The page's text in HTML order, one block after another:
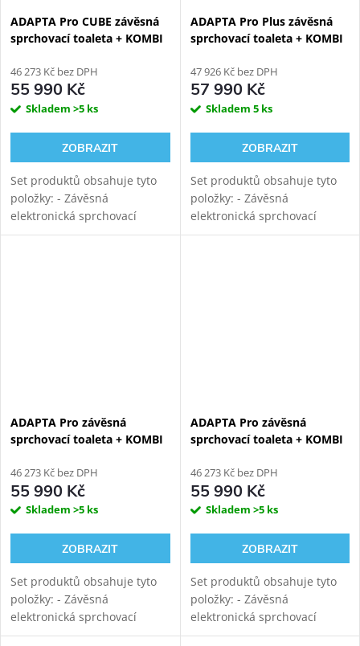
ADAPTA Pro CUBE závěsná
sprchovací toaleta + KOMBI
viditelný WC modul
46 273 Kč bez DPH
55 990 Kč
Skladem >5 ks
ZOBRAZIT
Set produktů obsahuje tyto
položky: - Závěsná
elektronická sprchovací
toaleta WATERGATE ADAPTA
ADAPTA Pro Plus závěsná
sprchovací toaleta + KOMBI
viditelný WC modul
47 926 Kč bez DPH
57 990 Kč
Skladem 5 ks
ZOBRAZIT
Set produktů obsahuje tyto
položky: - Závěsná
elektronická sprchovací
toaleta WATERGATE ADAPTA
ADAPTA Pro závěsná
sprchovací toaleta + KOMBI
viditelný WC modul
46 273 Kč bez DPH
55 990 Kč
Skladem >5 ks
ZOBRAZIT
Set produktů obsahuje tyto
položky: - Závěsná
elektronická sprchovací
toaleta WATERGATE ADAPTA
ADAPTA Pro závěsná
sprchovací toaleta + KOMBI
viditelný WC modul
46 273 Kč bez DPH
55 990 Kč
Skladem >5 ks
ZOBRAZIT
Set produktů obsahuje tyto
položky: - Závěsná
elektronická sprchovací
toaleta WATERGATE ADAPTA